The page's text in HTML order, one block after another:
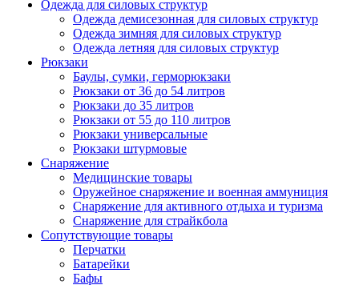
Одежда для силовых структур
Одежда демисезонная для силовых структур
Одежда зимняя для силовых структур
Одежда летняя для силовых структур
Рюкзаки
Баулы, сумки, герморюкзаки
Рюкзаки от 36 до 54 литров
Рюкзаки до 35 литров
Рюкзаки от 55 до 110 литров
Рюкзаки универсальные
Рюкзаки штурмовые
Снаряжение
Медицинские товары
Оружейное снаряжение и военная аммуниция
Снаряжение для активного отдыха и туризма
Снаряжение для страйкбола
Сопутствующие товары
Перчатки
Батарейки
Бафы